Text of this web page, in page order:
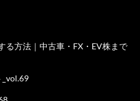
る方法｜中古車・FX・EV株まで
_vol.69